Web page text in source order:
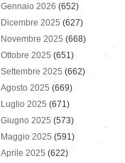
Gennaio 2026 (652)
Dicembre 2025 (627)
Novembre 2025 (668)
Ottobre 2025 (651)
Settembre 2025 (662)
Agosto 2025 (669)
Luglio 2025 (671)
Giugno 2025 (573)
Maggio 2025 (591)
Aprile 2025 (622)